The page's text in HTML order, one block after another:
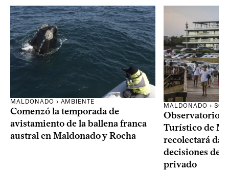
MALDONADO › AMBIENTE
Comenzó la temporada de
avistamiento de la ballena franca
austral en Maldonado y Rocha
MALDONADO ›
Observatorio
Turístico de
recolectará
decisiones del
privado